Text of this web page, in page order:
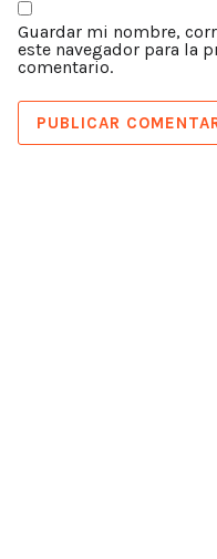
Guardar mi nombre,
este navegador para la
comentario.